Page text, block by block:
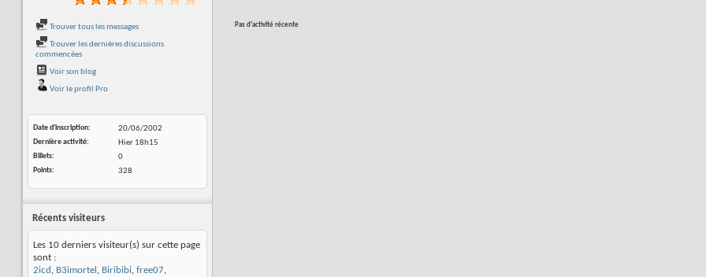
Trouver tous les messages
Trouver les dernières discussions
commencées
Voir son blog
Voir le profil Pro
Date d'inscription
20/06/2002
Dernière activité
Hier 18h15
Billets
0
Points
328
Récents visiteurs
Les 10 derniers visiteur(s) sur cette page
sont :
2icd , B3imortel , Biribibi, free07,
Pas d'activité récente